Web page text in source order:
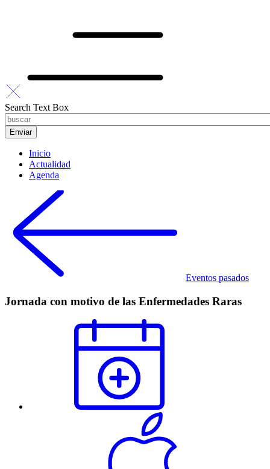
Search Text Box
Inicio
Actualidad
Agenda
Eventos pasados
Jornada con motivo de las Enfermedades Raras